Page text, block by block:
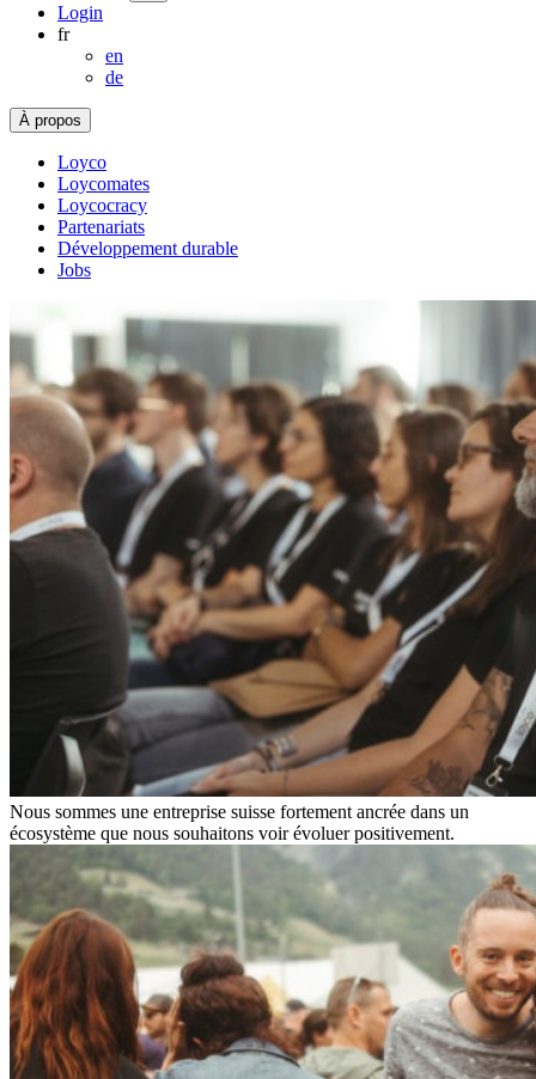
Login
fr
en
de
À propos
Loyco
Loycomates
Loycocracy
Partenariats
Développement durable
Jobs
Nous sommes une entreprise suisse fortement ancrée dans un
écosystème que nous souhaitons voir évoluer positivement.